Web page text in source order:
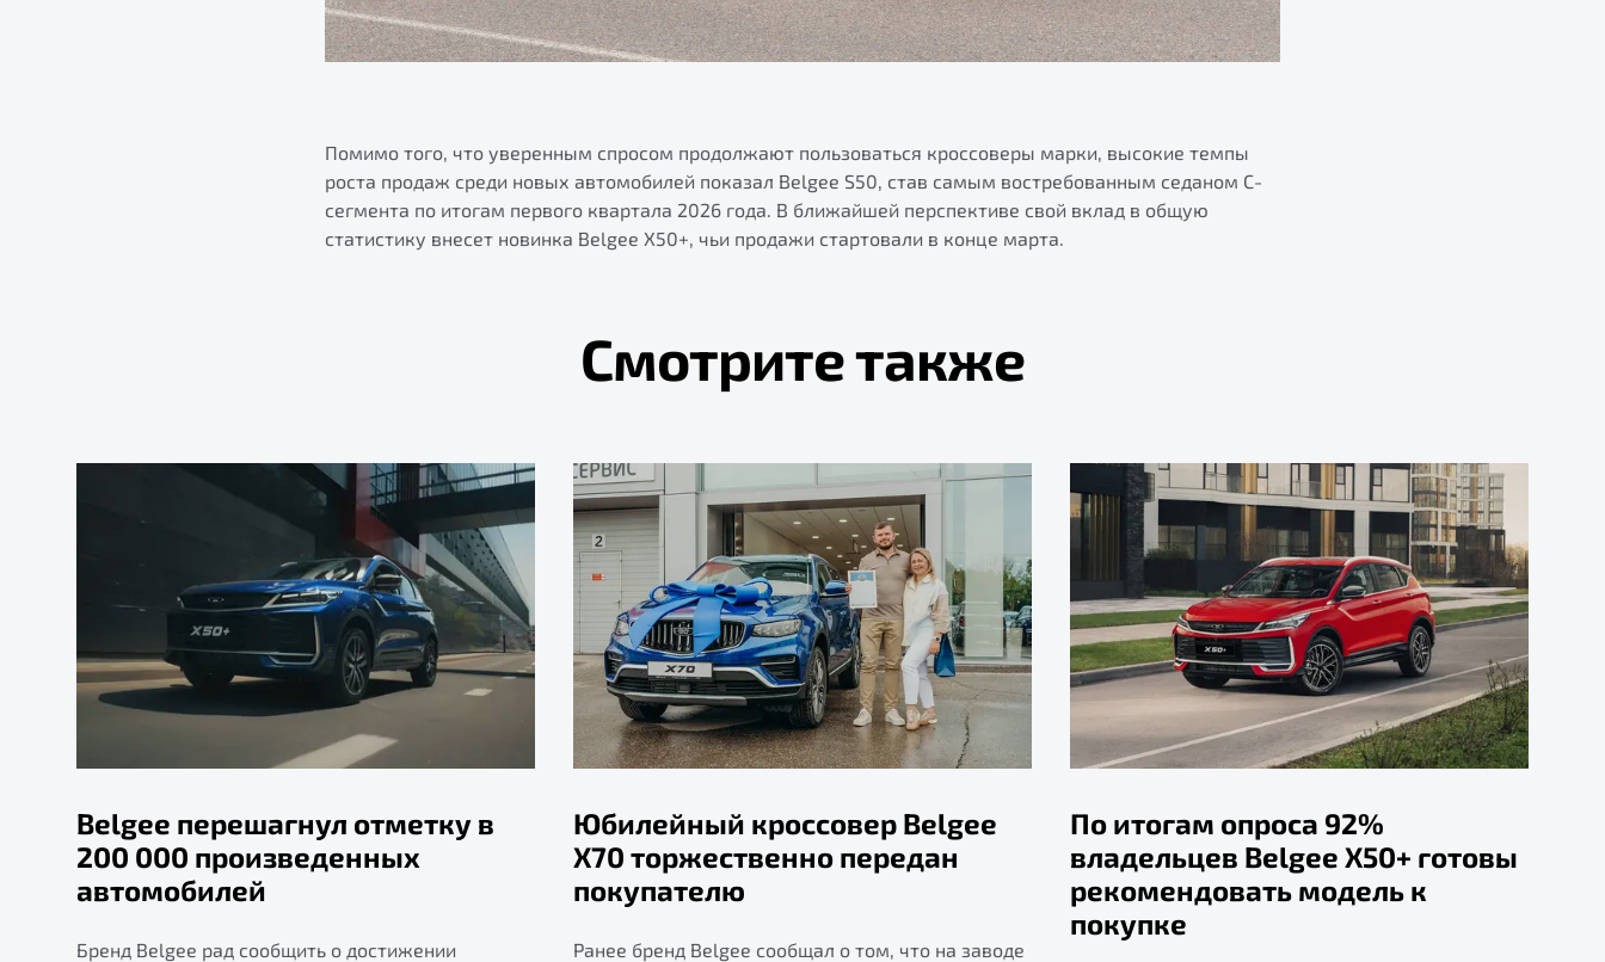
Помимо того, что уверенным спросом продолжают пользоваться кроссоверы марки, высокие темпы
роста продаж среди новых автомобилей показал Belgee S50, став самым востребованным седаном С-
сегмента по итогам первого квартала 2026 года. В ближайшей перспективе свой вклад в общую
статистику внесет новинка Belgee X50+, чьи продажи стартовали в конце марта.
Смотрите также
Belgee перешагнул отметку в
200 000 произведенных
автомобилей
Бренд Belgee рад сообщить о достижении
Юбилейный кроссовер Belgee
X70 торжественно передан
покупателю
Ранее бренд Belgee сообщал о том, что на заводе
По итогам опроса 92%
владельцев Belgee X50+ готовы
рекомендовать модель к
покупке